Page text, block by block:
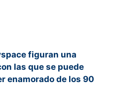
figuran una
las que se puede
enamorado de los 90